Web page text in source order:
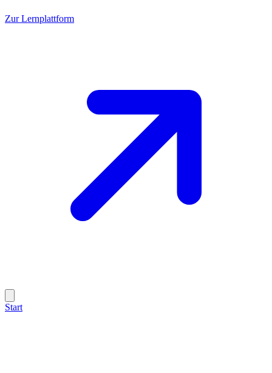
Zur Lernplattform
Start